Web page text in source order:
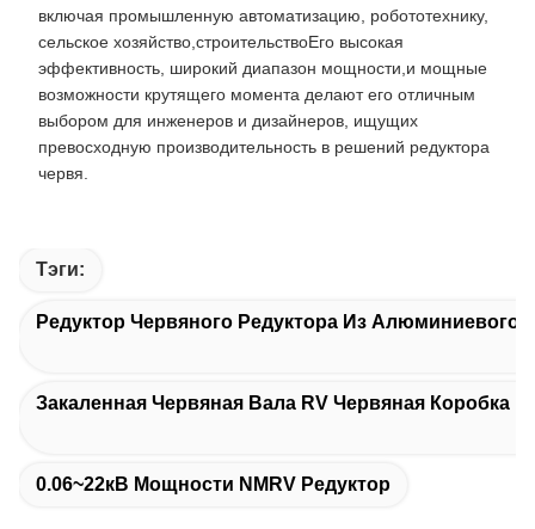
включая промышленную автоматизацию, робототехнику,
сельское хозяйство,строительствоЕго высокая
эффективность, широкий диапазон мощности,и мощные
возможности крутящего момента делают его отличным
выбором для инженеров и дизайнеров, ищущих
превосходную производительность в решений редуктора
червя.
Тэги:
Редуктор Червяного Редуктора Из Алюминиевого
Закаленная Червяная Вала RV Червяная Коробка
0.06~22кВ Мощности NMRV Редуктор